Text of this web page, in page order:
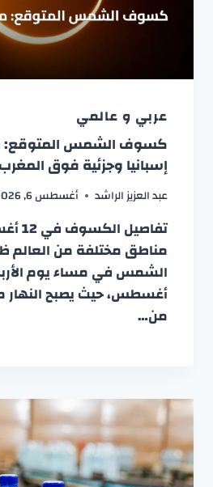
عربي و عالمي
كسوف الشمس المتوقع:
إسبانيا وجزئية فوق المغرب
عبد العزيز الراشد أغسطس 6, 2026
مناطق مختلفة من
أغسطس، حيث يصبح النهار
من…